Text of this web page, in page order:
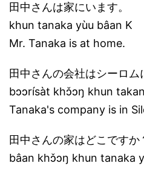
田中さんは家にいます。
khun tanaka yùu bâan K
Mr. Tanaka is at home.
田中さんの会社はシーロム
bɔɔrísàt khɔ̌ɔŋ khun
Tanaka's company is in
田中さんの家はどこですか
bâan khɔ̌ɔŋ khun tanaka